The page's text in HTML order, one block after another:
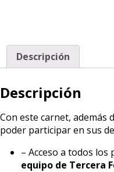
Descripción
Descripción
Con este carnet, además
poder participar en sus
– Acceso a todos
equipo de Tercera